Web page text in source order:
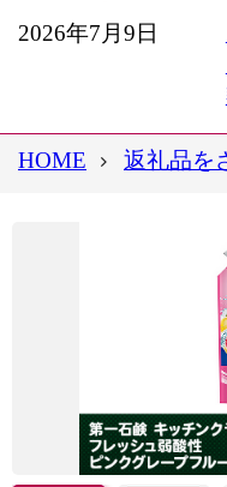
2026年7月9日
HOME 返礼品を